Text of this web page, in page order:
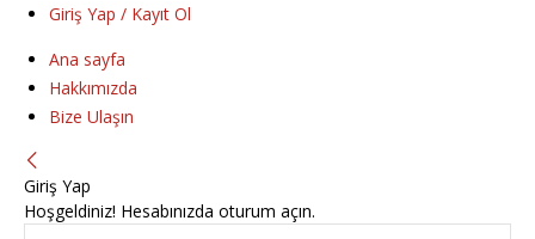
Giriş Yap / Kayıt Ol
Ana sayfa
Hakkımızda
Bize Ulaşın
Giriş Yap
Hoşgeldiniz! Hesabınızda oturum açın.